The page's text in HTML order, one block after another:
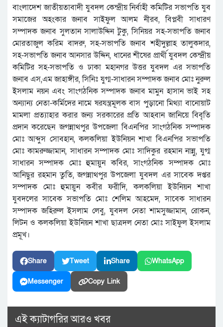
বাংলাদেশ জাতীয়তাবাদী যুবদল কেন্দ্রীয় নির্বাহী কমিটির সভাপতি যুব
সমাজের অহংকার জনাব সাইফুল আলম নীরব, বিপ্লবী সাধারণ
সম্পাদক জনাব সুলতান সালাউদ্দিন টুকু, সিনিয়র সহ-সভাপতি জনাব
মোরতাজুল করিম বাদরু, সহ-সভাপতি জনাব শহীদুল্লাহ তালুকদার,
সহ-সভাপতি জনাব আনসার উদ্দিন, ধানের শীষের প্রার্থী যুবদল কেন্দ্রীয়
কমিটির সহ-সভাপতি ও ঢাকা মহানগর উত্তর যুবদল এর সভাপতি
জনাব এস,এম জাহাঙ্গীর, সিনিঃ যুগ্ম-সাধারন সম্পাদক জনাব মোঃ নুরুল
ইসলাম নয়ন এবং সাংগঠনিক সম্পাদক জনাব মামুন হাসান ভাই সহ
অন্যান্য নেতা-কর্মিদের নামে ষরযন্ত্রমূলক বাস পুড়ানো মিথ্যা বানোয়াট
মামলা প্রত্যাহার করার জন্য সরকারের প্রতি আহবান জানিয়ে বিবৃতি
প্রদান করেছেন জগন্নাথপুর উপজেলা বিএনপির সাংগঠনিক সম্পাদক
মোঃ আব্দুস সোবহান, কলকলিয়া ইউনিয়ন শাখা বিএনপির সভাপতি
মোঃ কামরুজ্জামান, সাধারন সম্পাদক মোঃ সাদিকুর রহমান নান্নু, যুগ্ম
সাধারন সম্পাদক মোঃ হুমায়ুন কবির, সাংগঠনিক সম্পাদক মোঃ
আনিছুর রহমান তুতি, জগন্নাথপুর উপজেলা যুবদল এর সাবেক দপ্তর
সম্পাদক মোঃ হুমায়ুন কবীর ফরীদি, কলকলিয়া ইউনিয়ন শাখা
যুবদলের সাবেক সভাপতি মোঃ শেলিম আহমেদ, সাবেক সাধারন
সম্পাদক জহিরুল ইসলাম লেবু, যুবদল নেতা শামসুজ্জামান, রোকন,
লিটন ও কলকলিয়া ইউনিয়ন শাখা ছাত্রদল নেতা মোঃ সাইফুল ইসলাম
প্রমূখ।
Share Tweet Share WhatsApp
Messenger Copy Link
এই ক্যাটাগরির আরও খবর